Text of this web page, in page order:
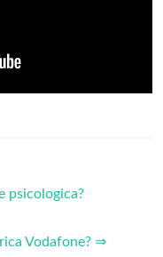
psicologica?
Vodafone? ⇒